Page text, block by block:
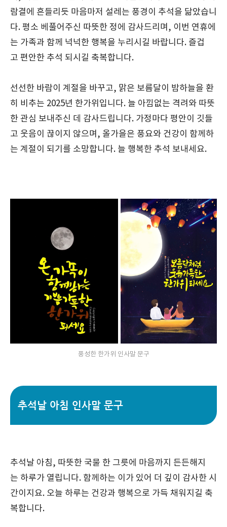
람결에 흔들리듯 마음마저 설레는 풍경이 추석을 닮았습니
다. 평소 베풀어주신 따뜻한 정에 감사드리며, 이번 연휴에
는 가족과 함께 넉넉한 행복을 누리시길 바랍니다. 즐겁
고 편안한 추석 되시길 축복합니다.
선선한 바람이 계절을 바꾸고, 맑은 보름달이 밤하늘을 환
히 비추는 2025년 한가위입니다. 늘 아낌없는 격려와 따뜻
한 관심 보내주신 데 감사드립니다. 가정마다 평안이 깃들
고 웃음이 끊이지 않으며, 올가을은 풍요와 건강이 함께하
는 계절이 되기를 소망합니다. 늘 행복한 추석 보내세요.
풍성한 한가위 인사말 문구
추석날 아침 인사말 문구
추석날 아침, 따뜻한 국물 한 그릇에 마음까지 든든해지
는 하루가 열립니다. 함께하는 이가 있어 더 깊이 감사한 시
간이지요. 오늘 하루는 건강과 행복으로 가득 채워지길 축
복합니다.